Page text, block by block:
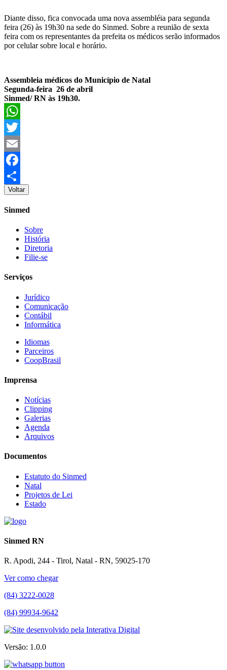
Diante disso, fica convocada uma nova assembléia para segunda
feira (26) às 19h30 na sede do Sinmed. Sobre a reunião de sexta
feira com os representantes da prefeita os médicos serão informados
por celular sobre local e horário.
Assembleia médicos do Município de Natal
Segunda-feira 26 de abril
Sinmed/ RN às 19h30.
WhatsApp
Twitter
Email
Facebook
Share
Voltar
Sinmed
Sobre
História
Diretoria
Filie-se
Serviços
Jurídico
Comunicação
Contábil
Informática
Idiomas
Parceiros
CoopBrasil
Imprensa
Notícias
Clipping
Galerias
Agenda
Arquivos
Documentos
Estatuto do Sinmed
Natal
Projetos de Lei
Estado
Sinmed RN
R. Apodi, 244 - Tirol, Natal - RN, 59025-170
Ver como chegar
(84) 3222-0028
(84) 99934-9642
Versão: 1.0.0